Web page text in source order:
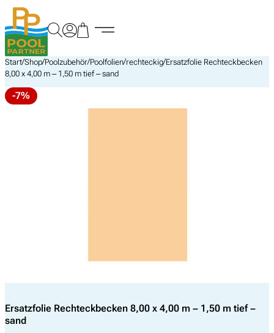
Zum
Inhalt
springen
Start/Shop/Poolzubehör/Poolfolien/rechteckig/Ersatzfolie Rechteckbecken
8,00 x 4,00 m – 1,50 m tief – sand
-7%
Ersatzfolie Rechteckbecken 8,00 x 4,00 m – 1,50 m tief –
sand